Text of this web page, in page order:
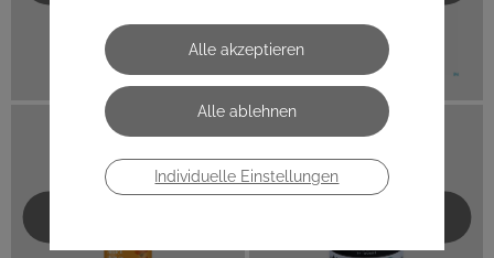
Individuelle Einstellungen